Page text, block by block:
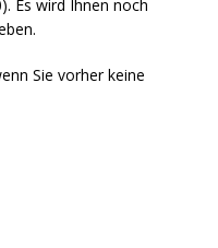
Es wird Ihnen noch
Sie vorher keine